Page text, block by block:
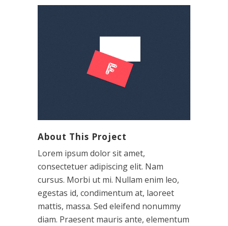
About This Project
Lorem ipsum dolor sit amet,
consectetuer adipiscing elit. Nam
cursus. Morbi ut mi. Nullam enim leo,
egestas id, condimentum at, laoreet
mattis, massa. Sed eleifend nonummy
diam. Praesent mauris ante, elementum